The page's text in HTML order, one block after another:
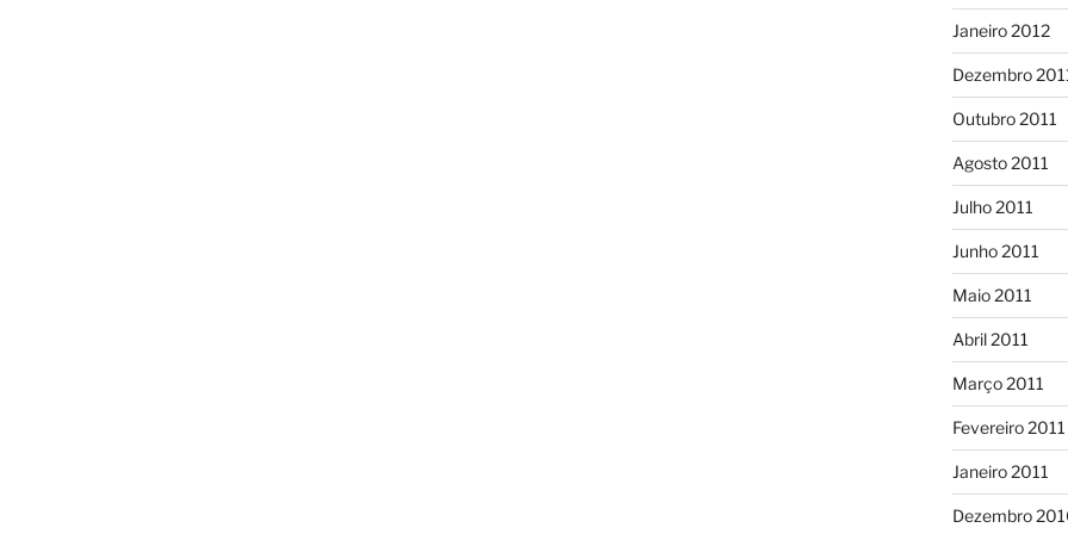
Janeiro 2012
Dezembro
Outubro 2011
Agosto 2011
Julho 2011
Junho 2011
Maio 2011
Abril 2011
Março 2011
Fevereiro 2011
Janeiro 2011
Dezembro